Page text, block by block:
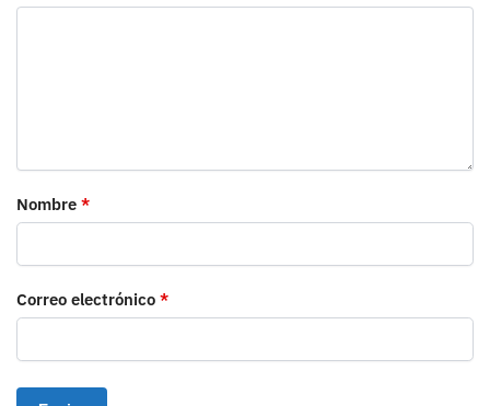
Nombre *
Correo electrónico *